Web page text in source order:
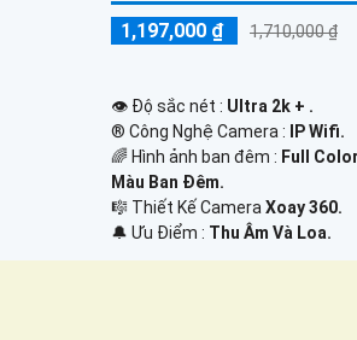
1,197,000 ₫ 1,710,000 ₫
👁 Độ sắc nét : Ultra 2k + .
®️ Công Nghệ Camera :
IP Wifi.
🌈 Hình ảnh ban đêm : Full
Màu Ban Ðêm.
🎼️ Thiết Kế CameraXoay 360.
️🔔 Ưu Điểm : Thu Âm Và Loa.